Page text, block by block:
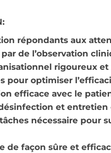
répondants aux
de l’observation
rigoureux
pour optimiser
efficace avec le
et
nécessaire pour
de façon sûre et